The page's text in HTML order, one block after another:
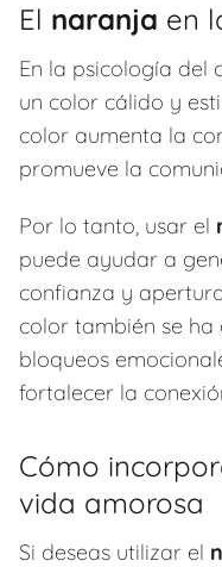
El naranja en
En la psicología del
un color cálido y
color aumenta la
promueve la
Por lo tanto, usar el
puede ayudar a
confianza y
color también se
bloqueos
fortalecer la
Cómo
vida amorosa
Si deseas utilizar el